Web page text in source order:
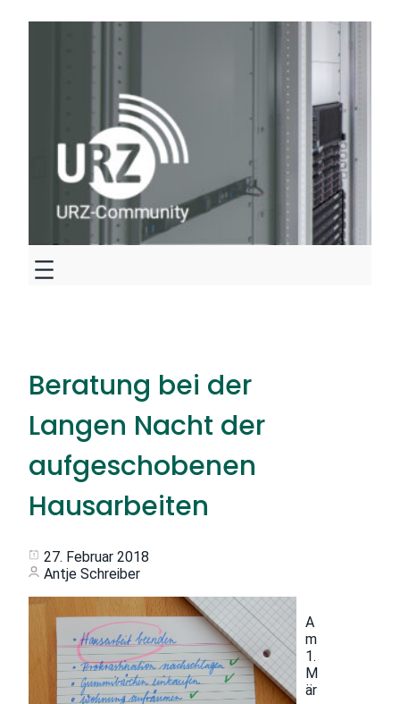
Beratung bei der
Langen Nacht der
aufgeschobenen
Hausarbeiten
27. Februar 2018
Antje Schreiber
A
m
1.
M
är